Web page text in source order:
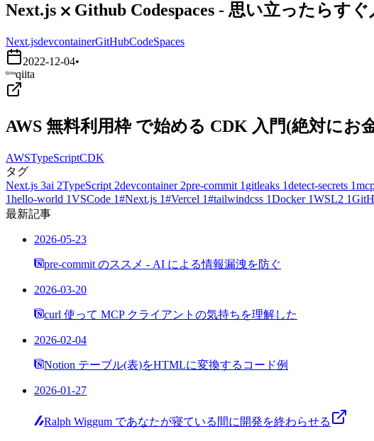
Next.js ⨉ Github Codespaces - 思い立ったらすぐ
Next.jsdevcontainerGitHubCodeSpaces
2022-12-04•
qiita
AWS 無料利用枠 で始める CDK 入門(絶対にお
AWSTypeScriptCDK
タグ
Next.js 3ai 2TypeScript 2devcontainer 2pre-commit 1 gitleaks 1detect-secrets 1
1hello-world 1VSCode 1#Next.js 1#Vercel 1#tailwindcss 1Docker 1WSL2 1
最新記事
2026-05-23
pre-commit のススメ - AI による情報漏洩を防ぐ
2026-03-20
curl 使って MCP クライアントの気持ちを理解した
2026-02-04
Notion テーブル(表)をHTMLに変換するコード例
2026-01-27
Ralph Wiggum であなたが寝ている間に開発を終わらせる